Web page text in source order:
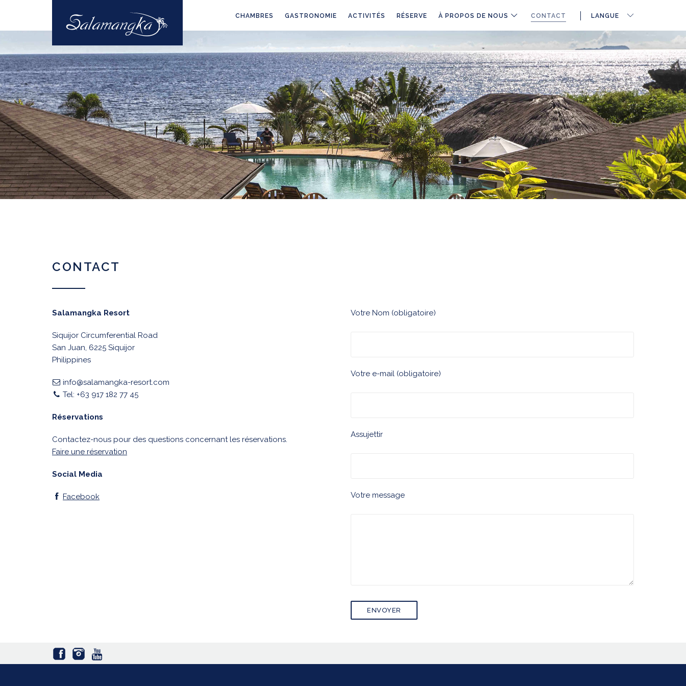
CHAMBRES GASTRONOMIE ACTIVITÉS RÉSERVE À PROPOS DE NOUS CONTACT LANGUE
CONTACT
Salamangka Resort
Siquijor Circumferential Road
San Juan, 6225 Siquijor
Philippines
info@salamangka-resort.com
Tel: +63 917 182 77 45
Réservations
Contactez-nous pour des questions concernant les réservations.
Faire une réservation
Social Media
Facebook
Votre Nom (obligatoire)
Votre e-mail (obligatoire)
Assujettir
Votre message